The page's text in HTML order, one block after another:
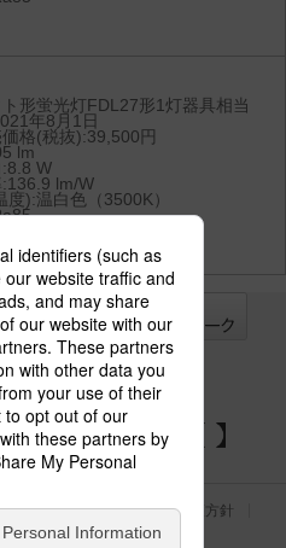
ト形蛍光灯FDL27形1灯器具相当
年8月1日
格(税抜):39,500円
lm
W
lm/W
度):温白色（3500K）
ック
器具を
設備 SNSアカウント
ーポリシー
個人情報保護方針
ールディングス